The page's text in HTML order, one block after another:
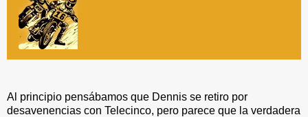
Al principio pensábamos que Dennis se retiro por
desavenencias con Telecinco, pero parece que la verdadera